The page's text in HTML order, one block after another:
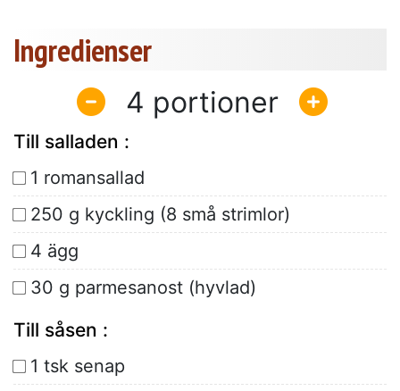
Ingredienser
4
Till salladen :
1 romansallad
250 g kyckling (8 små strimlor)
4 ägg
30 g parmesanost (hyvlad)
Till såsen :
1 tsk senap